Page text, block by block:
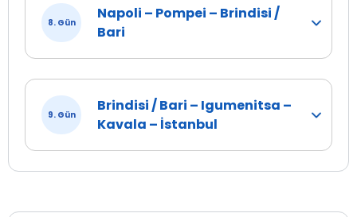
8. Gün
Napoli – Pompei – Brindisi /
Bari
9. Gün
Brindisi / Bari – Igumenitsa –
Kavala – İstanbul